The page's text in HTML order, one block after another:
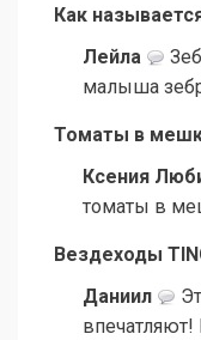
Как
Лейла
малыша
Томаты в
Ксения
томаты в
Вездеходы
Даниил
впечатляют!